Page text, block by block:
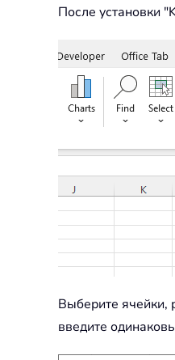
После установки
Выберите ячейки,
введите